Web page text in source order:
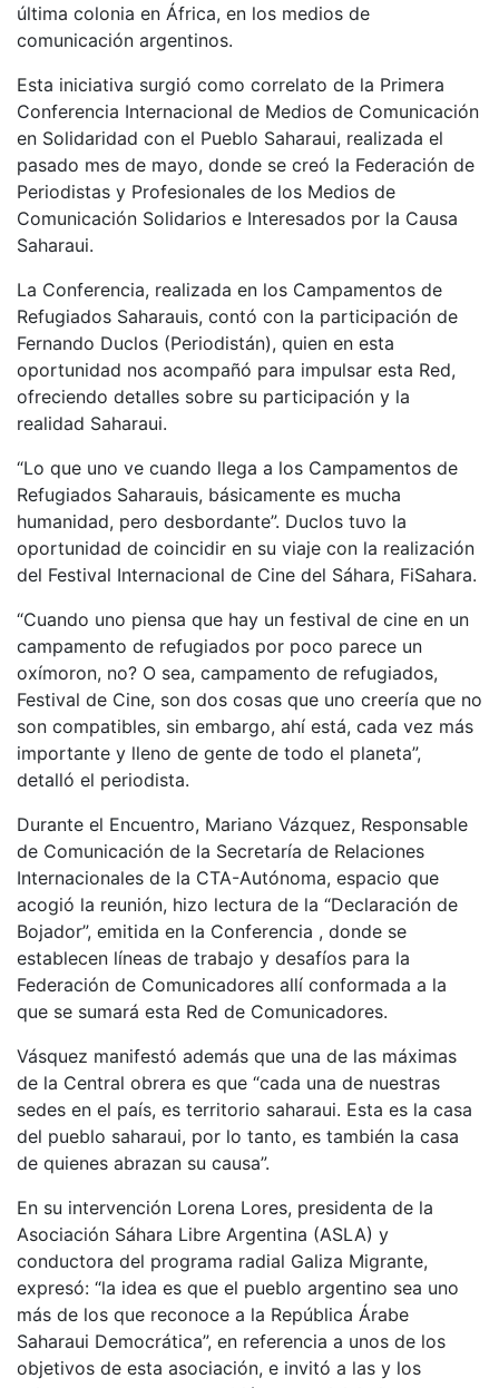
última colonia en África, en los medios de
comunicación argentinos.
Esta iniciativa surgió como correlato de la Primera
Conferencia Internacional de Medios de Comunicación
en Solidaridad con el Pueblo Saharaui, realizada el
pasado mes de mayo, donde se creó la Federación de
Periodistas y Profesionales de los Medios de
Comunicación Solidarios e Interesados por la Causa
Saharaui.
La Conferencia, realizada en los Campamentos de
Refugiados Saharauis, contó con la participación de
Fernando Duclos (Periodistán), quien en esta
oportunidad nos acompañó para impulsar esta Red,
ofreciendo detalles sobre su participación y la
realidad Saharaui.
“Lo que uno ve cuando llega a los Campamentos de
Refugiados Saharauis, básicamente es mucha
humanidad, pero desbordante”. Duclos tuvo la
oportunidad de coincidir en su viaje con la realización
del Festival Internacional de Cine del Sáhara, FiSahara.
“Cuando uno piensa que hay un festival de cine en un
campamento de refugiados por poco parece un
oxímoron, no? O sea, campamento de refugiados,
Festival de Cine, son dos cosas que uno creería que no
son compatibles, sin embargo, ahí está, cada vez más
importante y lleno de gente de todo el planeta”,
detalló el periodista.
Durante el Encuentro, Mariano Vázquez, Responsable
de Comunicación de la Secretaría de Relaciones
Internacionales de la CTA-Autónoma, espacio que
acogió la reunión, hizo lectura de la “Declaración de
Bojador”, emitida en la Conferencia , donde se
establecen líneas de trabajo y desafíos para la
Federación de Comunicadores allí conformada a la
que se sumará esta Red de Comunicadores.
Vásquez manifestó además que una de las máximas
de la Central obrera es que “cada una de nuestras
sedes en el país, es territorio saharaui. Esta es la casa
del pueblo saharaui, por lo tanto, es también la casa
de quienes abrazan su causa”.
En su intervención Lorena Lores, presidenta de la
Asociación Sáhara Libre Argentina (ASLA) y
conductora del programa radial Galiza Migrante,
expresó: “la idea es que el pueblo argentino sea uno
más de los que reconoce a la República Árabe
Saharaui Democrática”, en referencia a unos de los
objetivos de esta asociación, e invitó a las y los